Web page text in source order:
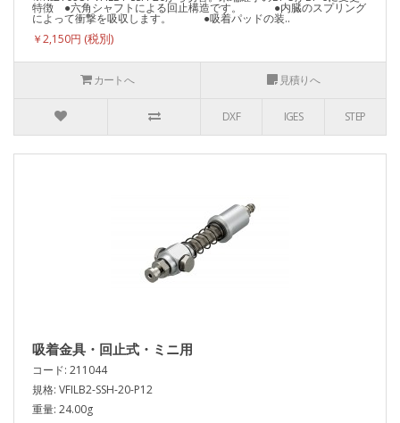
特徴 ●六角シャフトによる回止構造です。 ●内臓のスプリング
によって衝撃を吸収します。 ●吸着パッドの装..
￥2,150円
カートへ 見積りへ
DXF IGES STEP
吸着金具・回止式・ミニ用
コード: 211044
規格: VFILB2-SSH-20-P12
重量: 24.00g